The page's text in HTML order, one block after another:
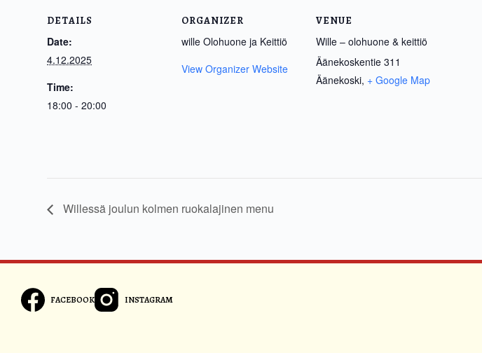
DETAILS
Date:
4.12.2025
Time:
18:00 - 20:00
ORGANIZER
wille Olohuone ja Keittiö
View Organizer Website
VENUE
Wille – olohuone & keittiö
Äänekoskentie 311
Äänekoski, + Google Map
Willessä joulun kolmen ruokalajinen menu
FACEBOOK INSTAGRAM